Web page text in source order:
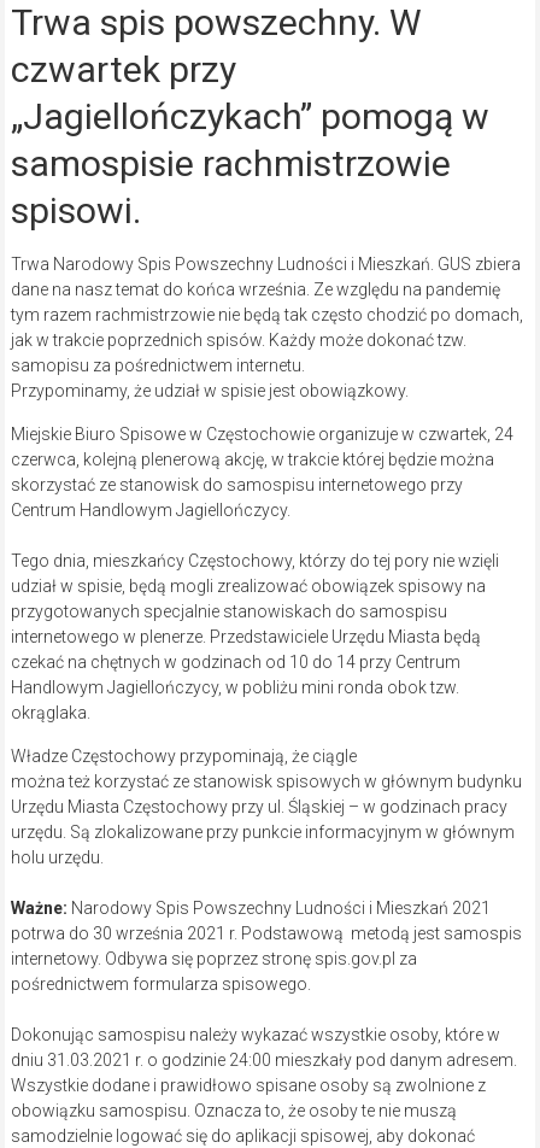
Trwa spis powszechny. W
czwartek przy
„Jagiellończykach” pomogą w
samospisie rachmistrzowie
spisowi.
Trwa Narodowy Spis Powszechny Ludności i Mieszkań. GUS zbiera
dane na nasz temat do końca września. Ze względu na pandemię
tym razem rachmistrzowie nie będą tak często chodzić po domach,
jak w trakcie poprzednich spisów. Każdy może dokonać tzw.
samopisu za pośrednictwem internetu.
Przypominamy, że udział w spisie jest obowiązkowy.
Miejskie Biuro Spisowe w Częstochowie organizuje w czwartek, 24
czerwca, kolejną plenerową akcję, w trakcie której będzie można
skorzystać ze stanowisk do samospisu internetowego przy
Centrum Handlowym Jagiellończycy.
Tego dnia, mieszkańcy Częstochowy, którzy do tej pory nie wzięli
udział w spisie, będą mogli zrealizować obowiązek spisowy na
przygotowanych specjalnie stanowiskach do samospisu
internetowego w plenerze. Przedstawiciele Urzędu Miasta będą
czekać na chętnych w godzinach od 10 do 14 przy Centrum
Handlowym Jagiellończycy, w pobliżu mini ronda obok tzw.
okrąglaka.
Władze Częstochowy przypominają, że ciągle
można też korzystać ze stanowisk spisowych w głównym budynku
Urzędu Miasta Częstochowy przy ul. Śląskiej – w godzinach pracy
urzędu. Są zlokalizowane przy punkcie informacyjnym w głównym
holu urzędu.
Ważne: Narodowy Spis Powszechny Ludności i Mieszkań 2021
potrwa do 30 września 2021 r. Podstawową metodą jest samospis
internetowy. Odbywa się poprzez stronę spis.gov.pl za
pośrednictwem formularza spisowego.
Dokonując samospisu należy wykazać wszystkie osoby, które w
dniu 31.03.2021 r. o godzinie 24:00 mieszkały pod danym adresem.
Wszystkie dodane i prawidłowo spisane osoby są zwolnione z
obowiązku samospisu. Oznacza to, że osoby te nie muszą
samodzielnie logować się do aplikacji spisowej, aby dokonać